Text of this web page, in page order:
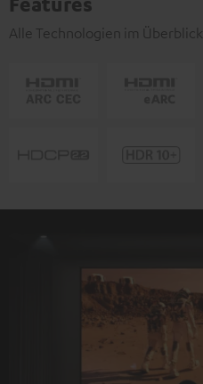
Alle Technologien im Überblick